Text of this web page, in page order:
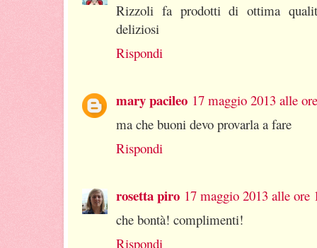
Rizzoli fa prodotti di ottima
deliziosi
Rispondi
mary pacileo 17 maggio 2013 alle
ma che buoni devo provarla a fare
Rispondi
rosetta piro 17 maggio 2013 alle ore
che bontà! complimenti!
Rispondi